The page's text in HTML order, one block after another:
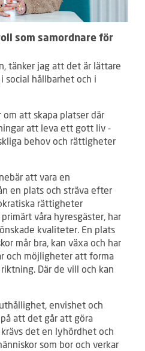
som samordnare för
tänker jag att det är lättare
social hållbarhet och i
att skapa platser där
att leva ett gott liv -
behov och rättigheter
att vara en
en plats och sträva efter
rättigheter
våra hyresgäster, har
kvaliteter. En plats
mår bra, kan växa och har
och möjligheter att forma
Där de vill och kan
envishet och
att det går att göra
det en lyhördhet och
som bor och verkar